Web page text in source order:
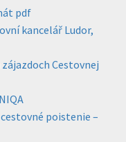
pdf
kancelář Ludor,
Cestovnej
poistenie –